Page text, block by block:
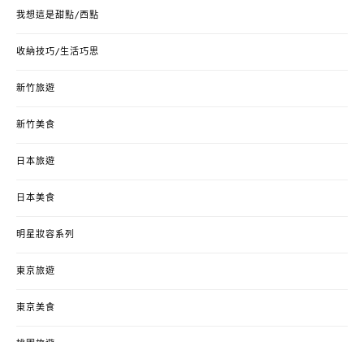
我想這是甜點/西點
收納技巧/生活巧思
新竹旅遊
新竹美食
日本旅遊
日本美食
明星妝容系列
東京旅遊
東京美食